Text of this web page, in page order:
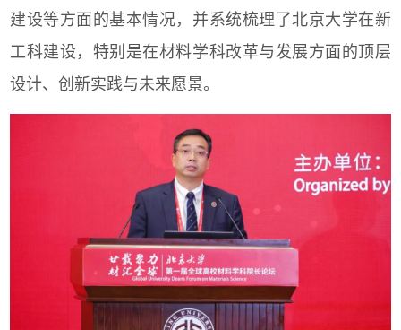
建设等方面的基本情况，并系统梳理了北京大学在新
工科建设，特别是在材料学科改革与发展方面的顶层
设计、创新实践与未来愿景。